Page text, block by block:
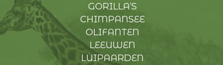
GORILLA’S
CHIMPANSEE
OLIFANTEN
LEEUWEN
LUIPAARDEN